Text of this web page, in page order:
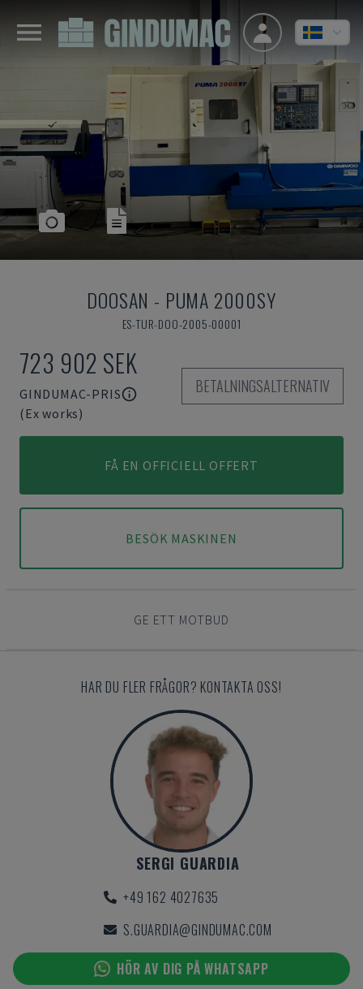
DOOSAN - PUMA 2000SY
ES-TUR-DOO-2005-00001
723 902 SEK
GINDUMAC-PRIS
(Ex works)
BETALNINGSALTERNATIV
FÅ EN OFFICIELL OFFERT
BESÖK MASKINEN
GE ETT MOTBUD
HAR DU FLER FRÅGOR? KONTAKTA OSS!
SERGI GUARDIA
+49 162 4027635
S.GUARDIA@GINDUMAC.COM
HÖR AV DIG PÅ WHATSAPP